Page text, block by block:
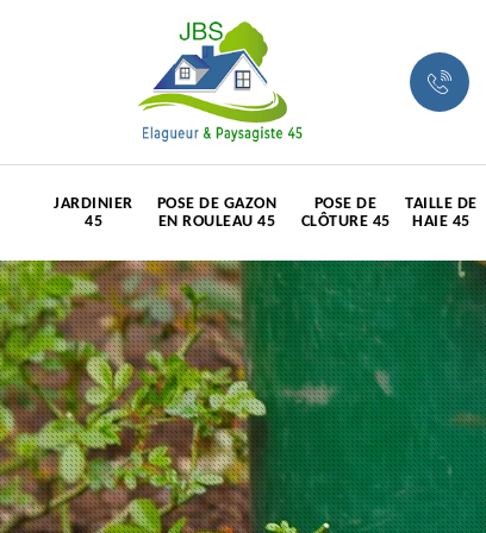
JARDINIER
45
POSE DE GAZON
EN ROULEAU 45
POSE DE
CLÔTURE 45
TAILLE DE
HAIE 45